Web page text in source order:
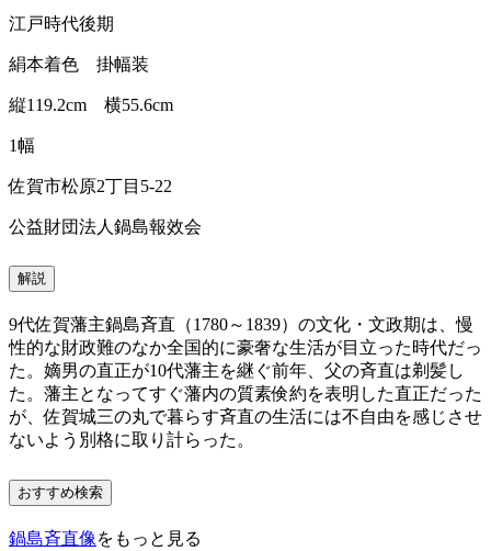
江戸時代後期
絹本着色 掛幅装
縦119.2cm 横55.6cm
1幅
佐賀市松原2丁目5-22
公益財団法人鍋島報效会
解説
9代佐賀藩主鍋島斉直（1780～1839）の文化・文政期は、慢
性的な財政難のなか全国的に豪奢な生活が目立った時代だっ
た。嫡男の直正が10代藩主を継ぐ前年、父の斉直は剃髪し
た。藩主となってすぐ藩内の質素倹約を表明した直正だった
が、佐賀城三の丸で暮らす斉直の生活には不自由を感じさせ
ないよう別格に取り計らった。
おすすめ検索
鍋島斉直像をもっと見る